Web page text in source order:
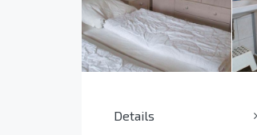
Details